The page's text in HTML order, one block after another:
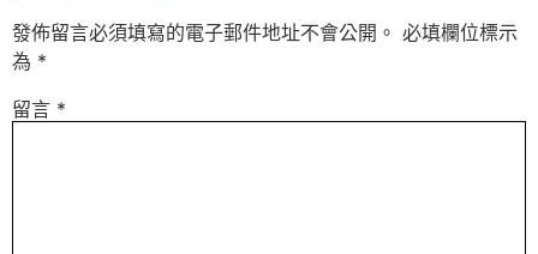
發佈留言必須填寫的電子郵件地址不會公開。 必填欄位標示
為 *
留言 *